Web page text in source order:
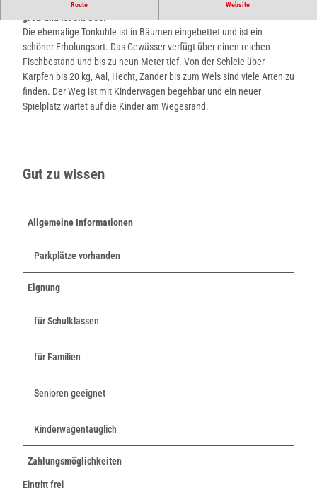
Route Website
Die ehemalige Tonkuhle ist in Bäumen eingebettet und ist ein
schöner Erholungsort. Das Gewässer verfügt über einen reichen
Fischbestand und bis zu neun Meter tief. Von der Schleie über
Karpfen bis 20 kg, Aal, Hecht, Zander bis zum Wels sind viele Arten zu
finden. Der Weg ist mit Kinderwagen begehbar und ein neuer
Spielplatz wartet auf die Kinder am Wegesrand.
Gut zu wissen
Allgemeine Informationen
Parkplätze vorhanden
Eignung
für Schulklassen
für Familien
Senioren geeignet
Kinderwagentauglich
Zahlungsmöglichkeiten
Eintritt frei